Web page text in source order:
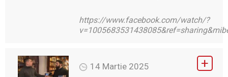
https://www.facebook.com/watch/?
14 Martie 2025